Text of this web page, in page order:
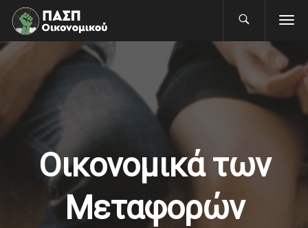
Οικονομικά των
Μεταφορών